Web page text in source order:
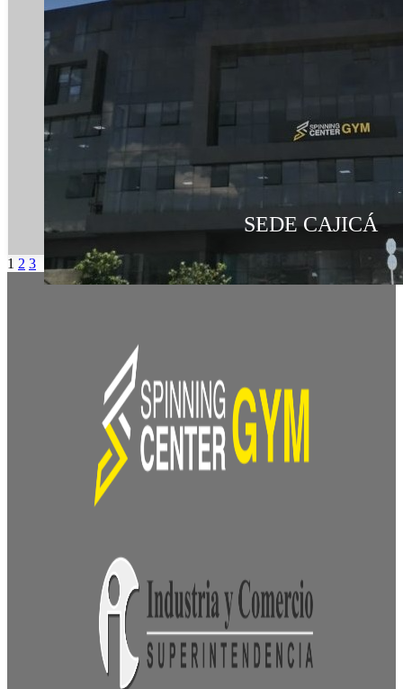
SEDE CAJICÁ
1 2 3